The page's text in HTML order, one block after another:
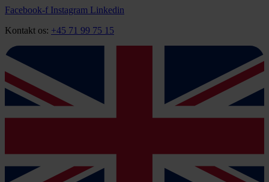
Videre
indhold
Facebook-f Instagram Linkedin
Kontakt os: +45 71 99 75 15